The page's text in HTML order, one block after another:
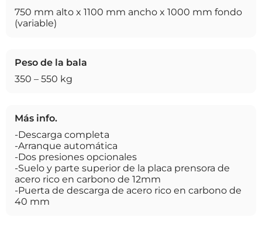
750 mm alto x 1100 mm ancho x 1000 mm fondo
(variable)
Peso de la bala
350 – 550 kg
Más info.
-Descarga completa
-Arranque automática
-Dos presiones opcionales
-Suelo y parte superior de la placa prensora de
acero rico en carbono de 12mm
-Puerta de descarga de acero rico en carbono de
40 mm